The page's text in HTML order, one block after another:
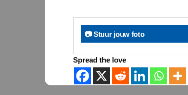
📷 Stuur jouw foto
Spread the love